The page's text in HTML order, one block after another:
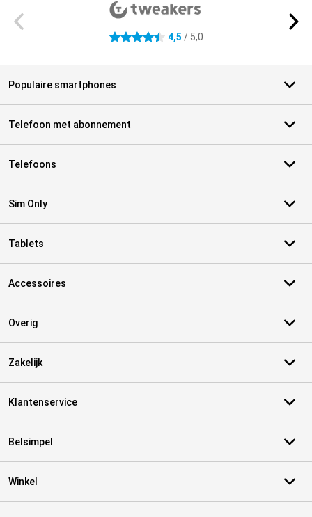
4.5 sterren 4,5 / 5,0
Populaire smartphones
Telefoon met abonnement
Telefoons
Sim Only
Tablets
Accessoires
Overig
Zakelijk
Klantenservice
Belsimpel
Winkel